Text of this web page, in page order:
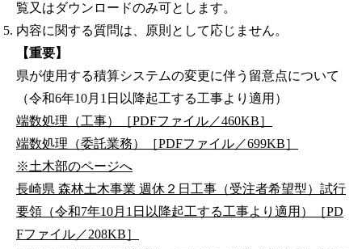
覧又はダウンロードのみ可とします。
内容に関する質問は、原則として応じません。
【重要】
県が使用する積算システムの変更に伴う留意点について
（令和6年10月1日以降起工する工事より適用）
端数処理（工事）［PDFファイル／460KB］
端数処理（委託業務）［PDFファイル／699KB］
※土木部のページへ
長崎県 森林土木事業 週休２日工事（受注者希望型）試行
要領（令和7年10月1日以降起工する工事より適用）［PD
Fファイル／208KB］